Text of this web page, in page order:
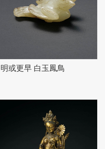
明或更早 白玉鳳鳥